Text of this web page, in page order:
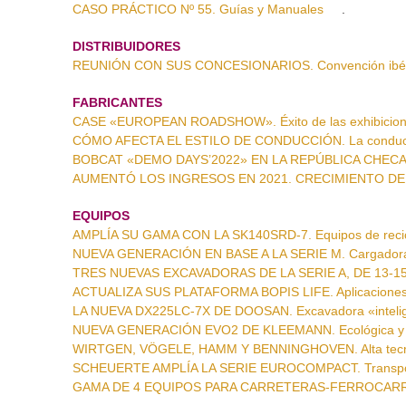
CASO PRÁCTICO Nº 55. Guías y Manuales
DISTRIBUIDORES
REUNIÓN CON SUS CONCESIONARIOS. Convención
FABRICANTES
CASE «EUROPEAN ROADSHOW». Éxito de las
CÓMO AFECTA EL ESTILO DE CONDUCCIÓN. La
BOBCAT «DEMO DAYS’2022» EN LA REPÚBLICA
AUMENTÓ LOS INGRESOS EN 2021. CRECIMIENTO
EQUIPOS
AMPLÍA SU GAMA CON LA SK140SRD-7. Equipos de
NUEVA GENERACIÓN EN BASE A LA SERIE M.
TRES NUEVAS EXCAVADORAS DE LA SERIE A, DE 13-
ACTUALIZA SUS PLATAFORMA BOPIS LIFE.
LA NUEVA DX225LC-7X DE DOOSAN. Excavadora
NUEVA GENERACIÓN EVO2 DE KLEEMANN. Ecológica
WIRTGEN, VÖGELE, HAMM Y BENNINGHOVEN. Alta
SCHEUERTE AMPLÍA LA SERIE EUROCOMPACT.
GAMA DE 4 EQUIPOS PARA CARRETERAS-